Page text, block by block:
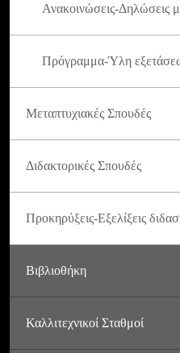
Ανακοινώσεις-Δηλώσεις
Πρόγραμμα-Ύλη
Μεταπτυχιακές Σπουδές
Διδακτορικές Σπουδές
Προκηρύξεις-Εξελίξεις
Βιβλιοθήκη
Καλλιτεχνικοί Σταθμοί